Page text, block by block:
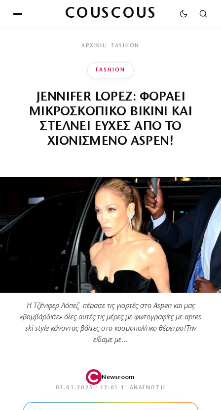
COUSCOUS
ΑΡΧΙΚΉ FASHION
FASHION
JENNIFER LOPEZ: ΦΟΡΑΕΙ
ΜΙΚΡΟΣΚΟΠΙΚΟ BIKINI ΚΑΙ
ΣΤΕΛΝΕΙ ΕΥΧΕΣ ΑΠΟ ΤΟ
ΧΙΟΝΙΣΜΕΝΟ ASPEN!
H Τζένιφερ Λόπεζ πέρασε τις γιορτές στο Aspen και μας
«βομβάρδισε» όλες αυτές τις μέρες με φωτογραφίες με apres
ski style κάνοντας βόλτες στο κοσμοπολίτικο θέρετρο!Την
είδαμε με…
Newsroom
03.01.2025 · 12:01 · 1′ ΑΝΆΓΝΩΣΗ